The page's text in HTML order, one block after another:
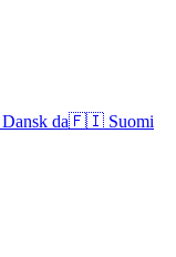
Dansk da🇫🇮 Suomi